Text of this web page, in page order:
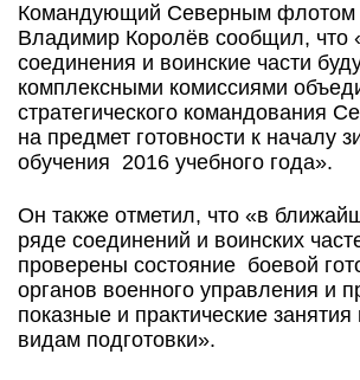
Командующий Северным флотом
Владимир Королёв сообщил, что
соединения и воинские части
комплексными комиссиями
стратегического командования
на предмет готовности к началу
обучения 2016 учебного года».
Он также отметил, что «в
ряде соединений и воинских
проверены состояние боевой
органов военного управления и
показные и практические
видам подготовки».